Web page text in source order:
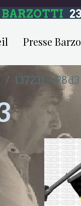
Presse
137231_428d3